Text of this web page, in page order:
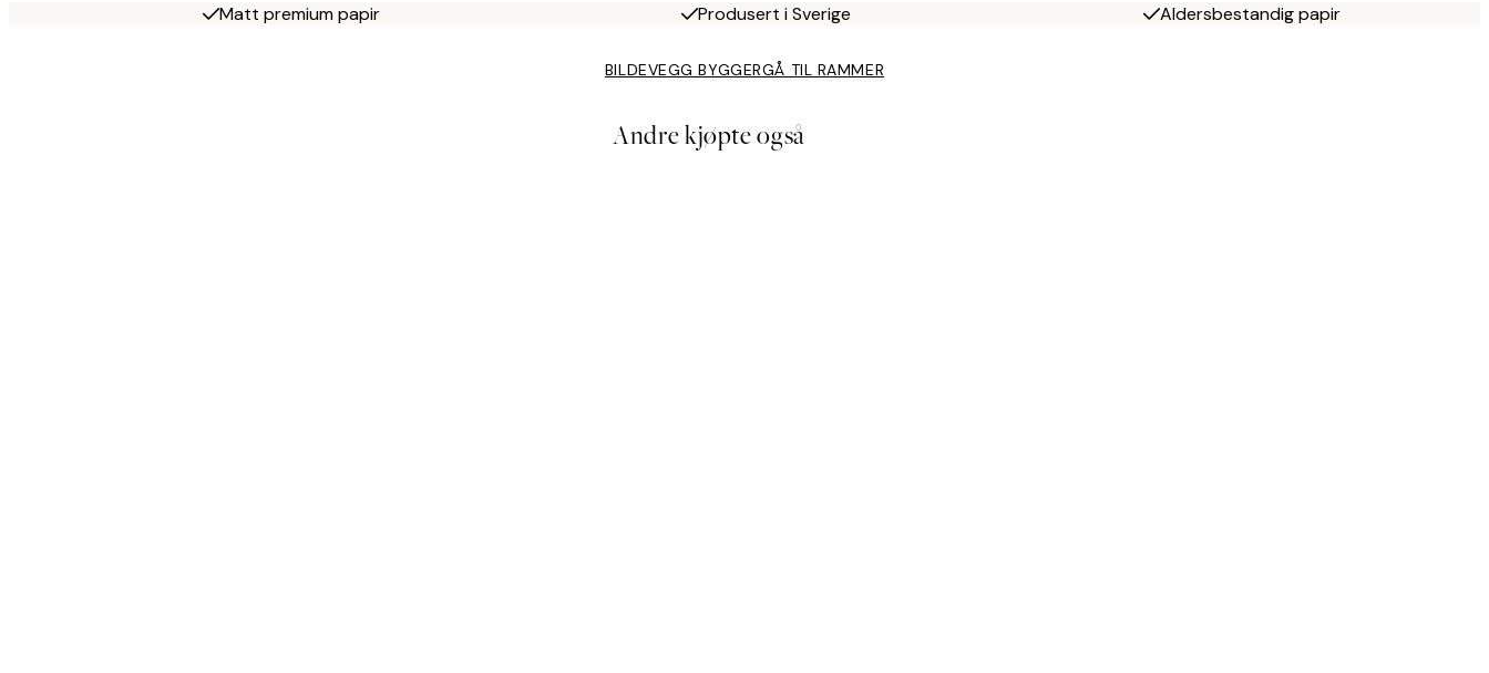
Matt premium papir Produsert i Sverige Aldersbestandig papir
BILDEVEGG BYGGERGÅ TIL RAMMER
Andre kjøpte også